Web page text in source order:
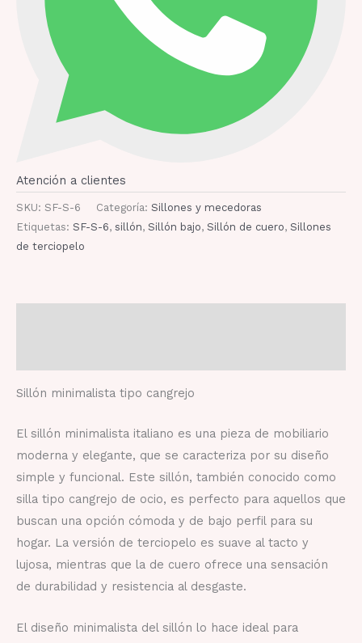
Atención a clientes
SKU: SF-S-6 Categoría: Sillones y mecedoras
Etiquetas: SF-S-6, sillón, Sillón bajo, Sillón de cuero, Sillones
de terciopelo
Sillón minimalista tipo cangrejo
El sillón minimalista italiano es una pieza de mobiliario
moderna y elegante, que se caracteriza por su diseño
simple y funcional. Este sillón, también conocido como
silla tipo cangrejo de ocio, es perfecto para aquellos que
buscan una opción cómoda y de bajo perfil para su
hogar. La versión de terciopelo es suave al tacto y
lujosa, mientras que la de cuero ofrece una sensación
de durabilidad y resistencia al desgaste.
El diseño minimalista del sillón lo hace ideal para